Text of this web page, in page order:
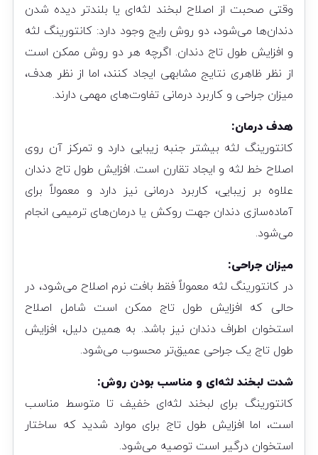
وقتی صحبت از اصلاح لبخند لثه‌ای یا بلندتر دیده شدن
دندان‌ها می‌شود، دو روش رایج وجود دارد: کانتورینگ لثه
و افزایش طول تاج دندان. اگرچه هر دو روش ممکن است
از نظر ظاهری نتایج مشابهی ایجاد کنند، اما از نظر هدف،
میزان جراحی و کاربرد درمانی تفاوت‌های مهمی دارند.
هدف درمان:
کانتورینگ لثه بیشتر جنبه زیبایی دارد و تمرکز آن روی
اصلاح خط لثه و ایجاد تقارن است. افزایش طول تاج دندان
علاوه بر زیبایی، کاربرد درمانی نیز دارد و معمولاً برای
آماده‌سازی دندان جهت روکش یا درمان‌های ترمیمی انجام
می‌شود.
میزان جراحی:
در کانتورینگ لثه معمولاً فقط بافت نرم اصلاح می‌شود، در
حالی که افزایش طول تاج ممکن است شامل اصلاح
استخوان اطراف دندان نیز باشد. به همین دلیل، افزایش
طول تاج یک جراحی عمیق‌تر محسوب می‌شود.
شدت لبخند لثه‌ای و مناسب بودن روش:
کانتورینگ برای لبخند لثه‌ای خفیف تا متوسط مناسب
است، اما افزایش طول تاج برای موارد شدید که ساختار
استخوان درگیر است توصیه می‌شود.